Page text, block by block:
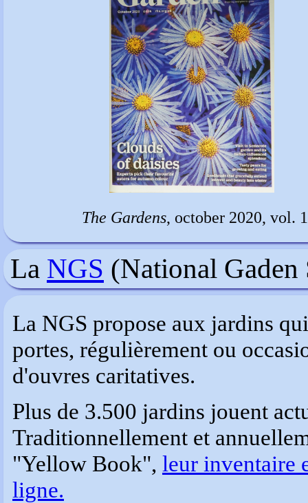
The Gardens, october 2020, vol.
La NGS (National Gaden
La NGS propose aux jardins
portes, régulièrement ou
d'ouvres caritatives.
Plus de 3.500 jardins jouent
Traditionnellement et
"Yellow Book", leur inventaire
ligne.